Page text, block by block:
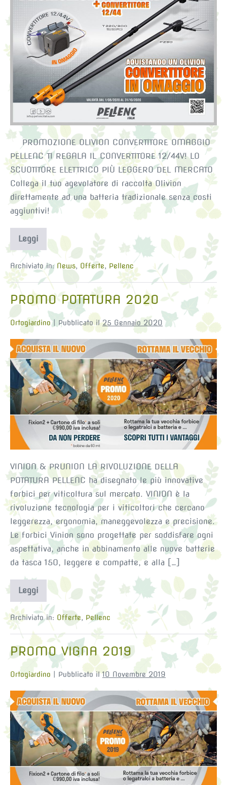
OLIVION
2020
PROMOZIONE OLIVION CONVERTITORE OMAGGIO
PELLENC TI REGALA IL CONVERTITORE 12/44V! LO
SCUOTITORE ELETTRICO PIÙ LEGGERO DEL MERCATO
Collega il tuo agevolatore di raccolta Olivion
direttamente ad una batteria tradizionale senza costi
aggiuntivi!
Leggi
OFFERTA
base
OLIVION
2020
Archiviato in: News, Offerte, Pellenc
PROMO POTATURA 2020
Ortogiardino| Pubblicato il 25 Gennaio 2020
PROMO
POTATURA
2020
VINION & PRUNION LA RIVOLUZIONE DELLA
POTATURA PELLENC ha disegnato le più innovative
forbici per viticoltura sul mercato. VINION è la
rivoluzione tecnologia per i viticoltori che cercano
leggerezza, ergonomia, maneggevolezza e precisione.
Le forbici Vinion sono progettate per soddisfare ogni
aspettativa, anche in abbinamento alle nuove batterie
da tasca 150, leggere e compatte, e alla […]
Leggi
PROMO
POTATURA
2020
Archiviato in: Offerte, Pellenc
PROMO VIGNA 2019
Ortogiardino Pubblicato il 10 Novembre 2019
PROMO
VIGNA
2019